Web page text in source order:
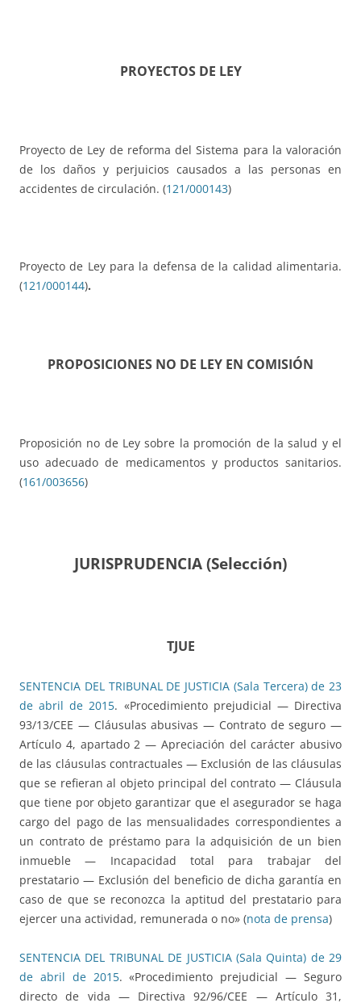
PROYECTOS DE LEY
Proyecto de Ley de reforma del Sistema para la valoración
de los daños y perjuicios causados a las personas en
accidentes de circulación. (121/000143)
Proyecto de Ley para la defensa de la calidad alimentaria.
(121/000144).
PROPOSICIONES NO DE LEY EN COMISIÓN
Proposición no de Ley sobre la promoción de la salud y el
uso adecuado de medicamentos y productos sanitarios.
(161/003656)
JURISPRUDENCIA (Selección)
TJUE
SENTENCIA DEL TRIBUNAL DE JUSTICIA (Sala Tercera) de 23
de abril de 2015. «Procedimiento prejudicial — Directiva
93/13/CEE — Cláusulas abusivas — Contrato de seguro —
Artículo 4, apartado 2 — Apreciación del carácter abusivo
de las cláusulas contractuales — Exclusión de las cláusulas
que se refieran al objeto principal del contrato — Cláusula
que tiene por objeto garantizar que el asegurador se haga
cargo del pago de las mensualidades correspondientes a
un contrato de préstamo para la adquisición de un bien
inmueble — Incapacidad total para trabajar del
prestatario — Exclusión del beneficio de dicha garantía en
caso de que se reconozca la aptitud del prestatario para
ejercer una actividad, remunerada o no» (nota de prensa)
SENTENCIA DEL TRIBUNAL DE JUSTICIA (Sala Quinta) de 29
de abril de 2015. «Procedimiento prejudicial — Seguro
directo de vida — Directiva 92/96/CEE — Artículo 31,